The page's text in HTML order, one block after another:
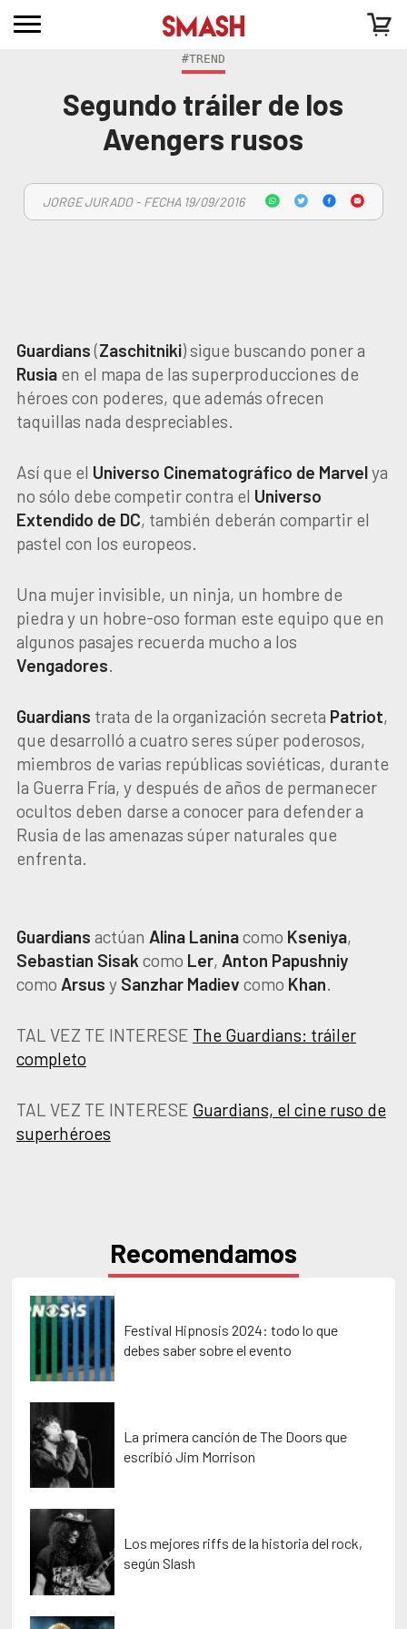
#TREND
Segundo tráiler de los
Avengers rusos
JORGE JURADO - FECHA 19/09/2016
Guardians(Zaschitniki) sigue buscando poner a
Rusiaen el mapa de las superproducciones de
héroes con poderes, que además ofrecen
taquillas nada despreciables.
Así que el Universo Cinematográfico de Marvelya
no sólo debe competir contra el Universo
Extendido de DC, también deberán compartir el
pastel con los europeos.
Una mujer invisible, un ninja, un hombre de
piedra y un hobre-oso forman este equipo que en
algunos pasajes recuerda mucho a los
Vengadores.
Guardians trata de la organización secreta Patriot,
que desarrolló a cuatro seres súper poderosos,
miembros de varias repúblicas soviéticas, durante
la Guerra Fría, y después de años de permanecer
ocultos deben darse a conocer para defender a
Rusia de las amenazas súper naturales que
enfrenta.
Guardians actúan Alina Laninacomo Kseniya,
Sebastian Sisak como Ler, Anton Papushniy
como Arsus y Sanzhar Madiev como Khan.
TAL VEZ TE INTERESE The Guardians: tráiler
completo
TAL VEZ TE INTERESE Guardians, el cine ruso de
superhéroes
Recomendamos
Festival Hipnosis 2024: todo lo que
debes saber sobre el evento
La primera canción de The Doors que
escribió Jim Morrison
Los mejores riffs de la historia del rock,
según Slash